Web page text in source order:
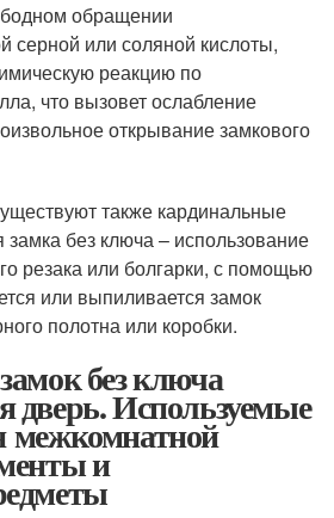
обращении
серной или соляной кислоты,
реакцию по
что вызовет ослабление
открывание замкового
также кардинальные
без ключа – использование
резака или болгарки, с помощью
или выпиливается замок
полотна или коробки.
без ключа
дверь. Используемые
межкомнатной
и